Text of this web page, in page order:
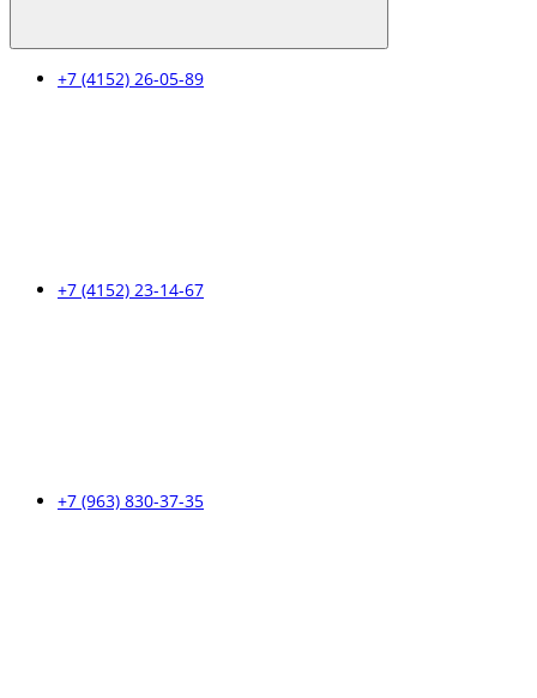
+7 (4152) 26-05-89
+7 (4152) 23-14-67
+7 (963) 830-37-35